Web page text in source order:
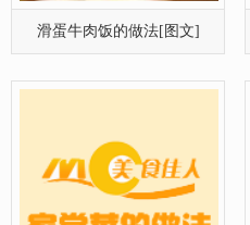
滑蛋牛肉饭的做法[图文]